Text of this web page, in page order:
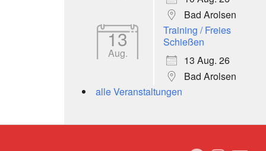
Bad Arolsen
13
Aug.
Training / Freies
Schießen
13 Aug. 26
Bad Arolsen
alle Veranstaltungen